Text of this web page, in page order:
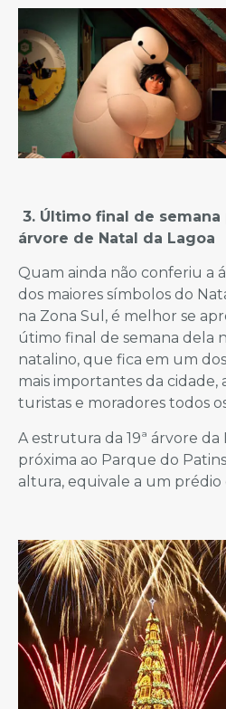
3. Último final de semana
árvore de Natal da Lagoa
Quam ainda não conferiu a
dos maiores símbolos do
na Zona Sul, é melhor se
útimo final de semana dela
natalino, que fica em um
mais importantes da cidade,
turistas e moradores todos
A estrutura da 19ª árvore
próxima ao Parque do
altura, equivale a um prédio